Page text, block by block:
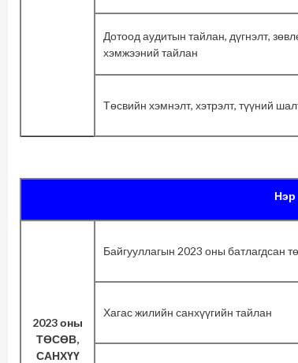
Дотоод аудитын тайлан, дүгнэлт,
хэмжээний тайлан
Төсвийн хэмнэлт, хэтрэлт, түүний
Нэр
2023 оны
ТӨСӨВ,
САНХҮҮ
Байгууллагын 2023 оны батлагдсан
Хагас жилийн санхүүгийн тайлан